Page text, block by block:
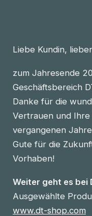
Liebe Kundin,
zum Jahresende
Geschäftsbereich
Danke für die
Vertrauen und
vergangenen
Gute für die
Vorhaben!
Weiter geht es bei
Ausgewählte
www.dt-shop.com